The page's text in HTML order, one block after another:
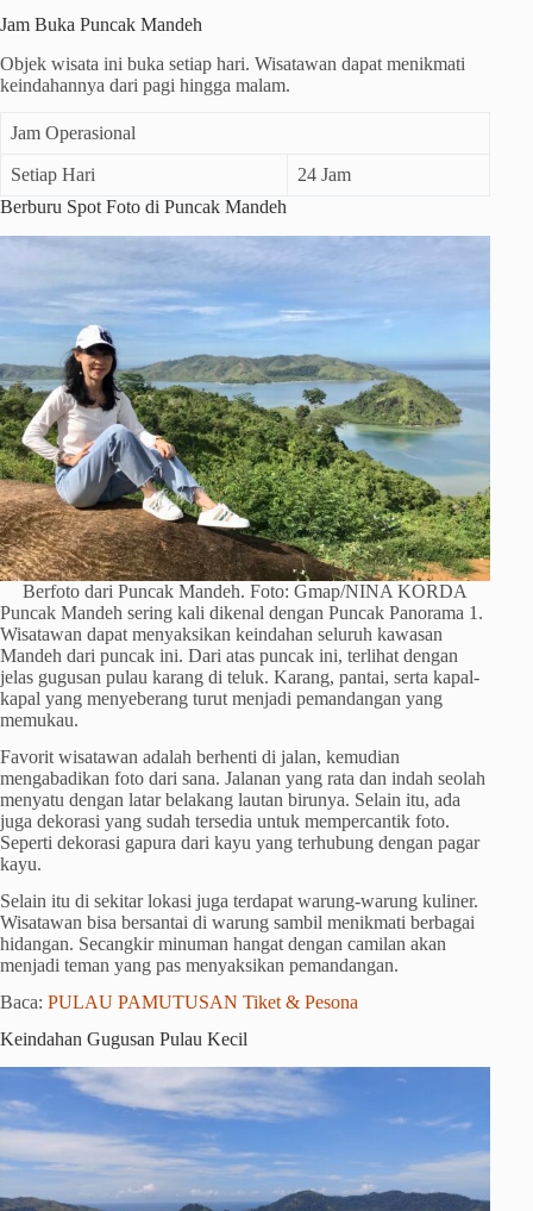
Jam Buka Puncak Mandeh
Objek wisata ini buka setiap hari. Wisatawan dapat menikmati
keindahannya dari pagi hingga malam.
Jam Operasional
Setiap Hari
24 Jam
Berburu Spot Foto di Puncak Mandeh
Berfoto dari Puncak Mandeh. Foto: Gmap/NINA KORDA
Puncak Mandeh sering kali dikenal dengan Puncak Panorama 1.
Wisatawan dapat menyaksikan keindahan seluruh kawasan
Mandeh dari puncak ini. Dari atas puncak ini, terlihat dengan
jelas gugusan pulau karang di teluk. Karang, pantai, serta kapal-
kapal yang menyeberang turut menjadi pemandangan yang
memukau.
Favorit wisatawan adalah berhenti di jalan, kemudian
mengabadikan foto dari sana. Jalanan yang rata dan indah seolah
menyatu dengan latar belakang lautan birunya. Selain itu, ada
juga dekorasi yang sudah tersedia untuk mempercantik foto.
Seperti dekorasi gapura dari kayu yang terhubung dengan pagar
kayu.
Selain itu di sekitar lokasi juga terdapat warung-warung kuliner.
Wisatawan bisa bersantai di warung sambil menikmati berbagai
hidangan. Secangkir minuman hangat dengan camilan akan
menjadi teman yang pas menyaksikan pemandangan.
Baca: PULAU PAMUTUSAN Tiket & Pesona
Keindahan Gugusan Pulau Kecil